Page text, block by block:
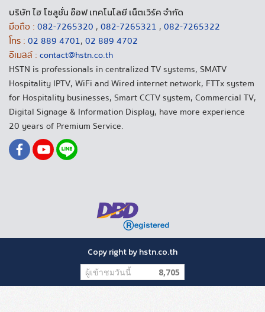
บริษัท ไฮ โซลูชั่น อ๊อฟ เทคโนโลยี เน็ตเวิร์ค จำกัด
มือถือ : 082-7265320 , 082-7265321 , 082-7265322
โทร : 02 889 4701, 02 889 4702
อีเมลล์ : contact@hstn.co.th
HSTN is professionals in centralized TV systems, SMATV
Hospitality IPTV, WiFi and Wired internet network, FTTx system
for Hospitality businesses, Smart CCTV system, Commercial TV,
Digital Signage & Information Display, have more experience
20 years of Premium Service.
Copy right by hstn.co.th
ผู้เข้าชมวันนี้ 8,705